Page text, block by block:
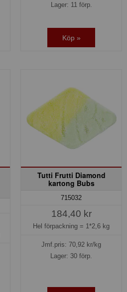
Lager: 11 förp.
Köp »
Tutti Frutti Diamond
kartong Bubs
715032
184,40 kr
Hel förpackning = 1*2,6 kg
Jmf.pris: 70,92 kr/kg
Lager: 30 förp.